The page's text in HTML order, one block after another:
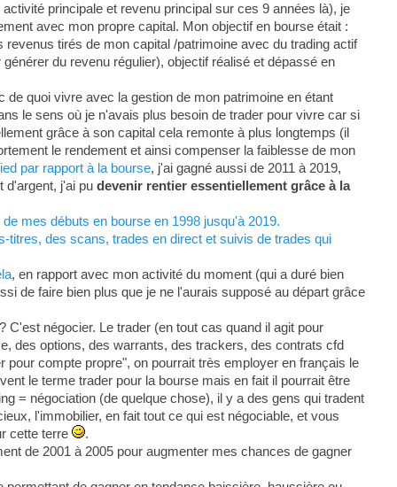
principale et revenu principal sur ces 9 années là), je
avec mon propre capital. Mon objectif en bourse était :
tirés de mon capital /patrimoine avec du trading actif
du revenu régulier), objectif réalisé et dépassé en
quoi vivre avec la gestion de mon patrimoine en étant
le sens où je n'avais plus besoin de trader pour vivre car si
grâce à son capital cela remonte à plus longtemps (il
le rendement et ainsi compenser la faiblesse de mon
par rapport à la bourse, j'ai gagné aussi de 2011 à 2019,
d'argent, j'ai pu devenir rentier essentiellement grâce à la
mes débuts en bourse en 1998 jusqu'à 2019.
des scans, trades en direct et suivis de trades qui
, en rapport avec mon activité du moment (qui a duré bien
de faire bien plus que je ne l'aurais supposé au départ grâce
négocier. Le trader (en tout cas quand il agit pour
des options, des warrants, des trackers, des contrats cfd
pour compte propre", on pourrait très employer en français le
le terme trader pour la bourse mais en fait il pourrait être
= négociation (de quelque chose), il y a des gens qui tradent
l'immobilier, en fait tout ce qui est négociable, et vous
cette terre
.
de 2001 à 2005 pour augmenter mes chances de gagner